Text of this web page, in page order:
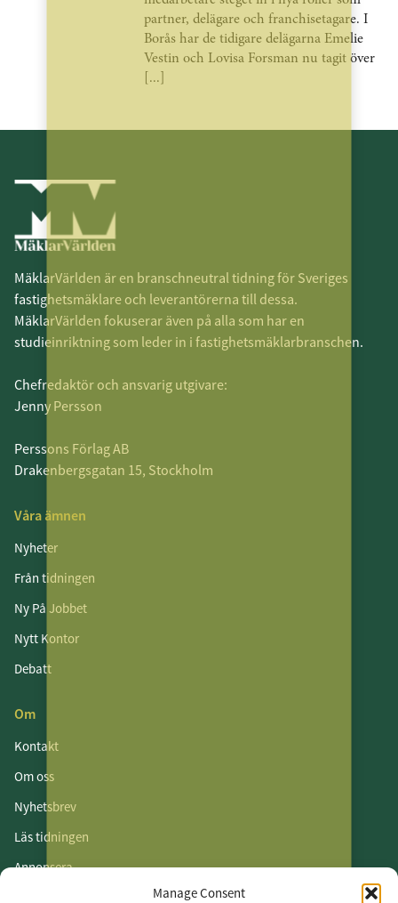
Manage Consent
partner, delägare och franchisetagare. I
Borås har de tidigare delägarna Emelie
Vestin och Lovisa Forsman nu tagit över
[...]
MäklarVärlden är en branschneutral tidning för Sveriges
fastighetsmäklare och leverantörerna till dessa.
MäklarVärlden fokuserar även på alla som har en
studieinriktning som leder in i fastighetsmäklarbranschen.
Chefredaktör och ansvarig utgivare:
Jenny Persson
Perssons Förlag AB
Drakenbergsgatan 15, Stockholm
Våra ämnen
Nyheter
Från tidningen
Ny På Jobbet
Nytt Kontor
Debatt
Om
Kontakt
Om oss
Nyhetsbrev
Läs tidningen
Annonsera